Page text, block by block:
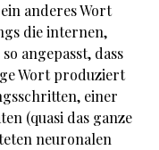
anderes Wort
die internen,
angepasst, dass
Wort produziert
einer
(quasi das ganze
neuronalen